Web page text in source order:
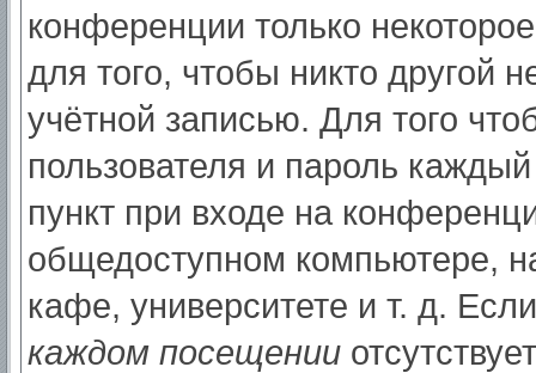
конференции только
для того, чтобы никто другой
учётной записью. Для того
пользователя и пароль
пункт при входе на
общедоступном компьютере,
кафе, университете и т. д.
каждом посещении